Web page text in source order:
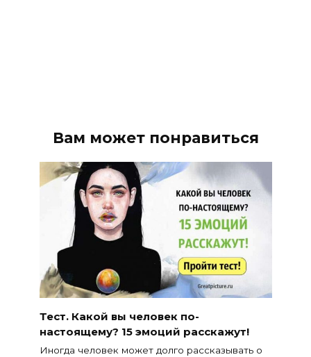
Вам может понравиться
Тест. Какой вы человек по-
настоящему? 15 эмоций расскажут!
Иногда человек может долго рассказывать о